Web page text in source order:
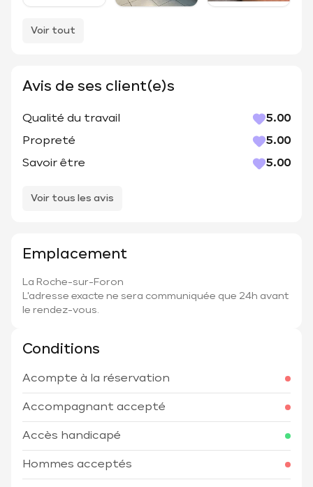
Voir tout
Avis de ses client(e)s
Qualité du travail
5.00
Propreté
5.00
Savoir être
5.00
Voir tous les avis
Emplacement
La Roche-sur-Foron
L'adresse exacte ne sera communiquée que 24h avant
le rendez-vous.
Conditions
Acompte à la réservation
Accompagnant accepté
Accès handicapé
Hommes acceptés